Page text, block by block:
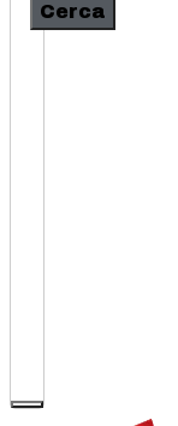
Cerca